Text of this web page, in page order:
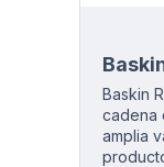
Baskin
cadena
amplia